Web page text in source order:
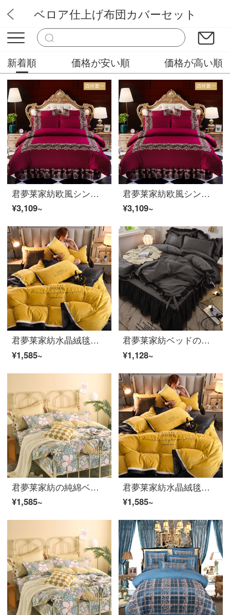
アリスランド
ベロア仕上げ布団カバーセット
新着順 価格が安い順 価格が高い順
君夢莱家紡欧風シンプルな綿のベッドカバー式ベッドスカート全綿ベッドの上に4点セットのお姫様風布団カバーのシーツエリカ-ワインレッド2.0ベッドスカートの4点セットの布団カバー220*240
¥3,109~
君夢莱家紡欧風シンプルな綿のベッドカバー式ベッドスカート全綿ベッドの上に4点セットのお姫様風布団カバーのシーツエリカ-ワインレッド2.0ベッドスカートの4点セットの布団カバー220*240
¥3,109~
君夢莱家紡水晶絨毯四点セット冬季厚いフランネルペアベッド用品純色シンプルで保温サンゴ布団カバー布団布団布団布団布団布団布団布団絨毯品セット水晶絨毯-活力黄2.0メートルベッドシーツ四点セット布団カバー200*240
¥1,585~
君夢莱家紡ベッドの上に4つのセットの韓国版の純色布団カバーのベッドの上の用品4つのセットのすり毛ベッドのスカートのスタイルのシーツ伝奇的な黒い2.0メートルのベッドのスカートの4つのセットの布団カバーの200*230
¥1,128~
君夢莱家紡の純綿ベッドの上に4つのセットの綿があります。簡潔で清新な春と秋のペアが1.5/1.8メートルのベッドの大版の花シーツカバーの布団布団セットのベッドセットの世界1.5-1.8メートルのベッドは布団セットの200*230を適用します。
¥1,585~
君夢莱家紡水晶絨毯四点セット冬季厚いフランネルペアベッド用品純色シンプルで保温サンゴ布団カバー布団布団布団布団布団布団布団布団絨毯品セット水晶絨毯-活力黄2.0メートルベッドシーツ四点セット布団カバー200*240
¥1,585~